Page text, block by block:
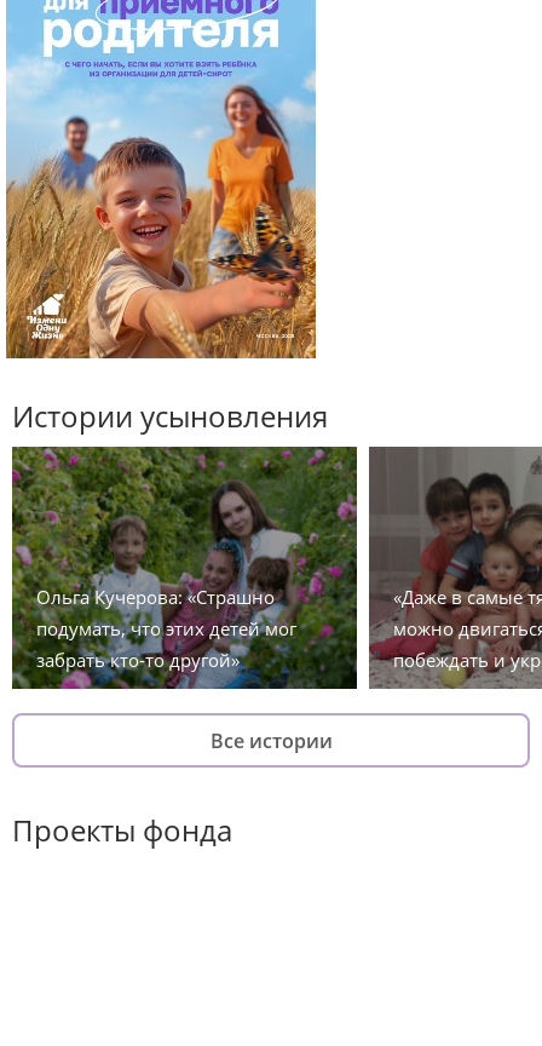
Истории усыновления
Ольга Кучерова: «Страшно
подумать, что этих детей мог
забрать кто-то другой»
«Даже в самые
можно
побеждать и
Все истории
Проекты фонда